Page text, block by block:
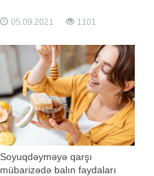
min 629 adamın qəhvə istehlakı ilə
sağlıq problemləri arasındakı əlaqə
qəhvə ürək xəstəliyi riskini
əhəmiyyətli ölçüdə azaldır.
Araşdırmay
05.09.2021 1101
Soyuqdəyməyə qarşı
mübarizədə balın faydaları